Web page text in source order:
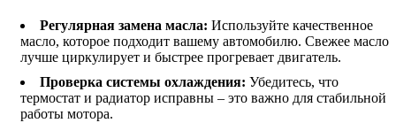
Регулярная замена масла: Используйте качественное
масло, которое подходит вашему автомобилю. Свежее масло
лучше циркулирует и быстрее прогревает двигатель.
Проверка системы охлаждения: Убедитесь, что
термостат и радиатор исправны – это важно для стабильной
работы мотора.